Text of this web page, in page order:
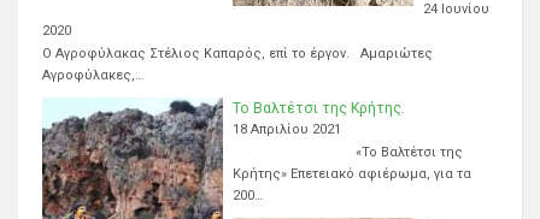
24 Ιουνίου
2020
Ο Αγροφύλακας Στέλιος Καπαρός, επί το έργον. Αμαριώτες
Αγροφύλακες,…
Το Βαλτέτσι της Κρήτης.
18 Απριλίου 2021
«Το Βαλτέτσι της
Κρήτης» Επετειακό αφιέρωμα, για τα
200…